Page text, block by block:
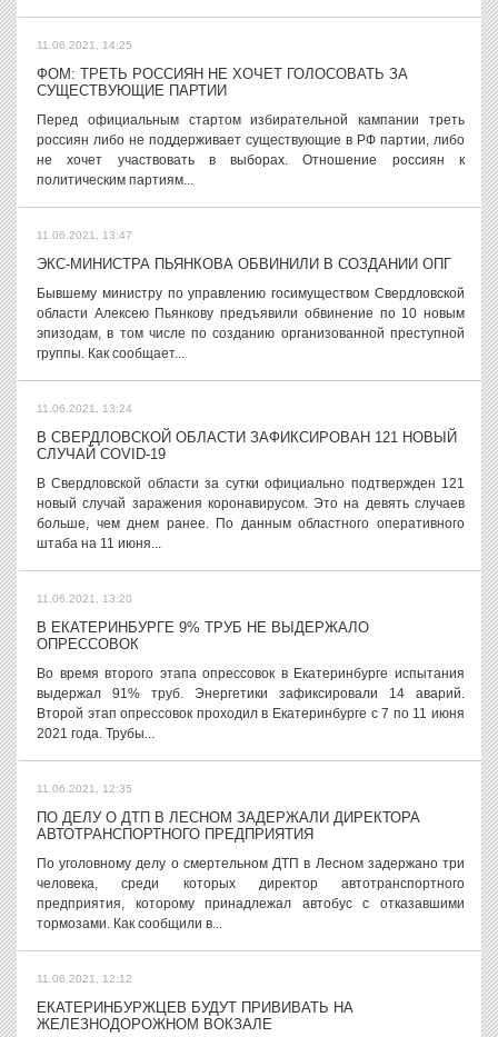
11.06.2021, 14:25
ФОМ: ТРЕТЬ РОССИЯН НЕ ХОЧЕТ ГОЛОСОВАТЬ ЗА
СУЩЕСТВУЮЩИЕ ПАРТИИ
Перед официальным стартом избирательной кампании треть
россиян либо не поддерживает существующие в РФ партии, либо
не хочет участвовать в выборах. Отношение россиян к
политическим партиям...
11.06.2021, 13:47
ЭКС-МИНИСТРА ПЬЯНКОВА ОБВИНИЛИ В СОЗДАНИИ ОПГ
Бывшему министру по управлению госимуществом Свердловской
области Алексею Пьянкову предъявили обвинение по 10 новым
эпизодам, в том числе по созданию организованной преступной
группы. Как сообщает...
11.06.2021, 13:24
В СВЕРДЛОВСКОЙ ОБЛАСТИ ЗАФИКСИРОВАН 121 НОВЫЙ
СЛУЧАЙ COVID-19
В Свердловской области за сутки официально подтвержден 121
новый случай заражения коронавирусом. Это на девять случаев
больше, чем днем ранее. По данным областного оперативного
штаба на 11 июня...
11.06.2021, 13:20
В ЕКАТЕРИНБУРГЕ 9% ТРУБ НЕ ВЫДЕРЖАЛО
ОПРЕССОВОК
Во время второго этапа опрессовок в Екатеринбурге испытания
выдержал 91% труб. Энергетики зафиксировали 14 аварий.
Второй этап опрессовок проходил в Екатеринбурге с 7 по 11 июня
2021 года. Трубы...
11.06.2021, 12:35
ПО ДЕЛУ О ДТП В ЛЕСНОМ ЗАДЕРЖАЛИ ДИРЕКТОРА
АВТОТРАНСПОРТНОГО ПРЕДПРИЯТИЯ
По уголовному делу о смертельном ДТП в Лесном задержано три
человека, среди которых директор автотранспортного
предприятия, которому принадлежал автобус с отказавшими
тормозами. Как сообщили в...
11.06.2021, 12:12
ЕКАТЕРИНБУРЖЦЕВ БУДУТ ПРИВИВАТЬ НА
ЖЕЛЕЗНОДОРОЖНОМ ВОКЗАЛЕ